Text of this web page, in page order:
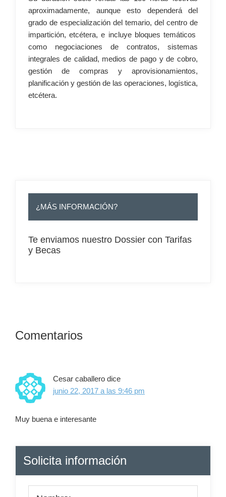
aproximadamente, aunque esto dependerá del
grado de especialización del temario, del centro de
impartición, etcétera, e incluye bloques temáticos
como negociaciones de contratos, sistemas
integrales de calidad, medios de pago y de cobro,
gestión de compras y aprovisionamientos,
planificación y gestión de las operaciones, logística,
etcétera.
¿MÁS INFORMACIÓN?
Te enviamos nuestro Dossier con Tarifas
y Becas
Interacciones
lectores
Comentarios
Cesar caballero dice
junio 22, 2017 a las 9:46 pm
Muy buena e interesante
Barra
lateral
principal
Solicita información